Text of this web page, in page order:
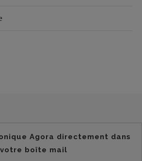
Agora directement dans
votre boîte mail